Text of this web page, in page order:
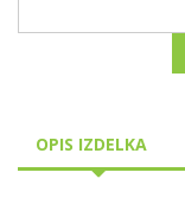
OPIS IZDELKA